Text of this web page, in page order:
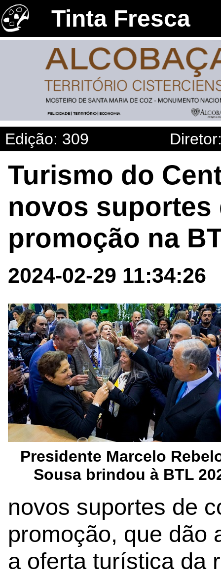
Tinta Fresca
Edição: 309
Turismo do
novos suportes
promoção na
2024-02-29 11:34:26
Presidente Marcelo
Sousa brindou à BTL
novos suportes de
promoção, que dão
a oferta turística da